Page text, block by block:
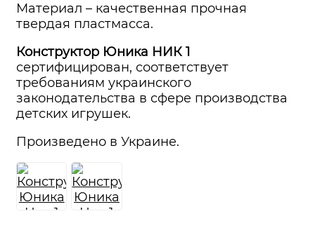
Материал – качественная прочная
твердая пластмасса.
Конструктор Юника НИК 1
сертифицирован, соответствует
требованиям украинского
законодательства в сфере производства
детских игрушек.
Произведено в Украине.